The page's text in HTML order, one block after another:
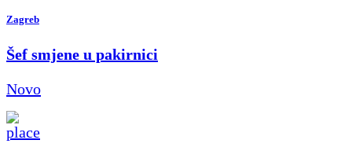
Zagreb
Šef smjene u pakirnici
Novo